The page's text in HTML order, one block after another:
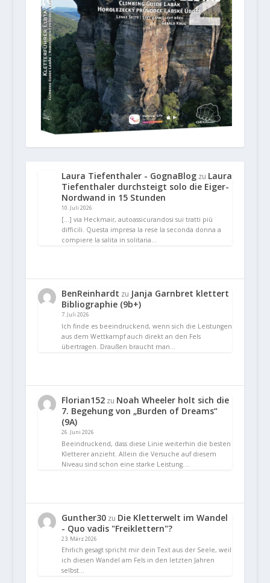
Laura Tiefenthaler - GognaBlogzu Laura
Tiefenthaler durchsteigt solo die Eiger-
Nordwand in 15 Stunden
10. Juli 2026
[…] via Heckmair, autoassicurandosi sui tratti più
difficili. Questa impresa la rese la seconda donna a
compiere la salita in solitaria…
BenReinhardt zu Janja Garnbret klettert
Bibliographie (9b+)
7. Juli 2026
Ich finde es beeindruckend, wenn sich die Leistungen
aus dem Wettkampf auch direkt an den Fels
übertragen. Draußen braucht man…
Florian152zu Noah Wheeler holt sich die
7. Begehung von „Burden of Dreams“
(9A)
26. Juni 2026
Beeindruckend, dass diese Linie weiterhin die besten
Kletterer anzieht. Allein die Versuche auf diesem
Niveau sind schon eine starke Leistung.…
Gunther30zu Die Kletterwelt im Wandel
- Quo vadis "Freiklettern"?
23. März 2026
Ehrlich gesagt spricht mir dein Text aus der Seele, weil
ich diesen Wandel am Fels in den letzten Jahren
selbst…